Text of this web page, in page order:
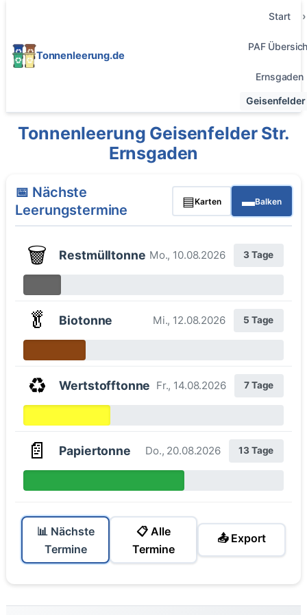
Tonnenleerung.de
Start
PAF
Ernsgaden
Geisenfelder
Tonnenleerung Geisenfelder Str.
Ernsgaden
📅 Nächste
Leerungstermine
▤Karten ▬Balken
🗑️ Restmülltonne Mo., 10.08.2026 3 Tage
🥬 Biotonne Mi., 12.08.2026 5 Tage
♻️ Wertstofftonne Fr., 14.08.2026 7 Tage
📄 Papiertonne Do., 20.08.2026 13 Tage
📊 Nächste
Termine
📋 Alle
Termine
📤 Export